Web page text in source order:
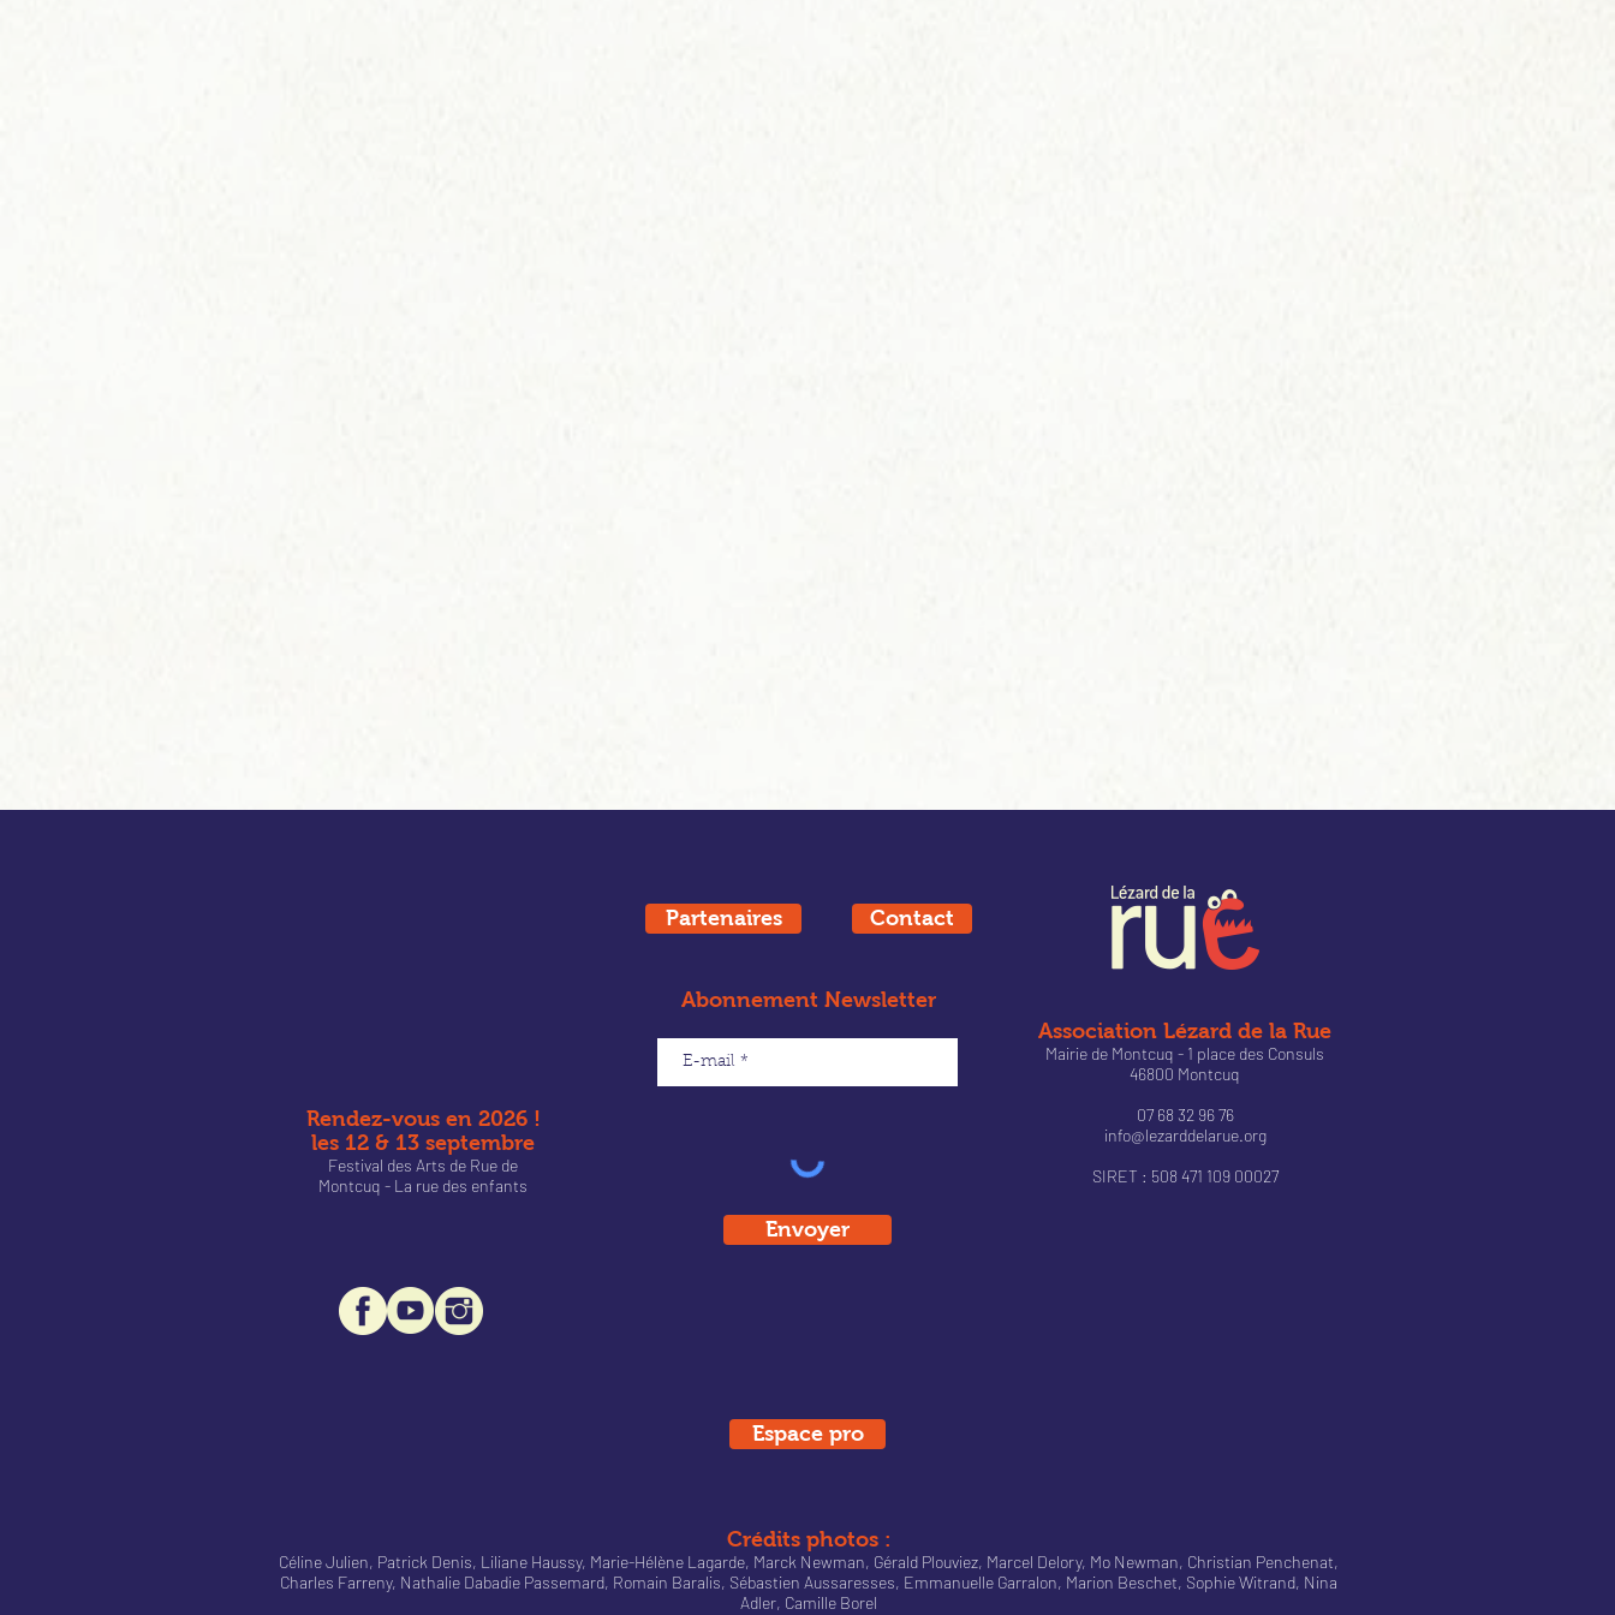
Rendez-vous en 2026 !
les 12 & 13 septembre
Festival des Arts de Rue de
Montcuq - La rue des enfants
Partenaires Contact
Abonnement Newsletter
Envoyer
Association Lézard de la Rue
Mairie de Montcuq - 1 place des Consuls
46800 Montcuq
07 68 32 96 76
info@lezarddelarue.org
SIRET : 508 471 109 00027
Espace pro
Crédits photos :
Céline Julien, Patrick Denis, Liliane Haussy, Marie-Hélène Lagarde, Marck Newman, Gérald Plouviez, Marcel Delory, Mo Newman, Christian Penchenat,
Charles Farreny, Nathalie Dabadie Passemard, Romain Baralis, Sébastien Aussaresses, Emmanuelle Garralon, Marion Beschet, Sophie Witrand, Nina
Adler, Camille Borel